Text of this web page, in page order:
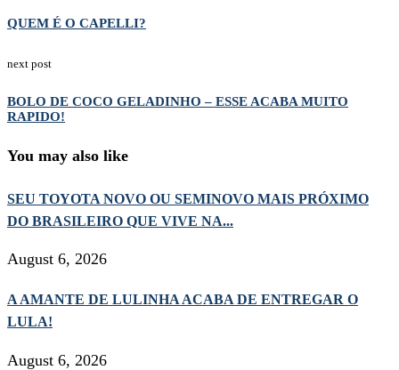
QUEM É O CAPELLI?
next post
BOLO DE COCO GELADINHO – ESSE ACABA MUITO
RAPIDO!
You may also like
SEU TOYOTA NOVO OU SEMINOVO MAIS PRÓXIMO
DO BRASILEIRO QUE VIVE NA...
August 6, 2026
A AMANTE DE LULINHA ACABA DE ENTREGAR O
LULA!
August 6, 2026